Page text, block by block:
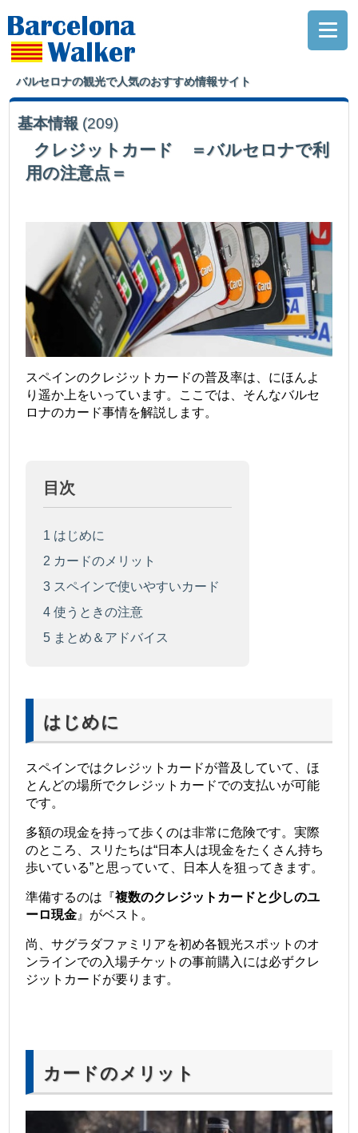
バルセロナの観光で人気のおすすめ情報サイト
基本情報 (209)
クレジットカード ＝バルセロナで利
用の注意点＝
スペインのクレジットカードの普及率は、にほんよ
り遥か上をいっています。ここでは、そんなバルセ
ロナのカード事情を解説します。
目次
1 はじめに
2 カードのメリット
3 スペインで使いやすいカード
4 使うときの注意
5 まとめ＆アドバイス
はじめに
スペインではクレジットカードが普及していて、ほ
とんどの場所でクレジットカードでの支払いが可能
です。
多額の現金を持って歩くのは非常に危険です。実際
のところ、スリたちは“日本人は現金をたくさん持ち
歩いている”と思っていて、日本人を狙ってきます。
準備するのは『複数のクレジットカードと少しのユ
ーロ現金 』がベスト。
尚、サグラダファミリアを初め各観光スポットのオ
ンラインでの入場チケットの事前購入には必ずクレ
ジットカードが要ります。
カードのメリット